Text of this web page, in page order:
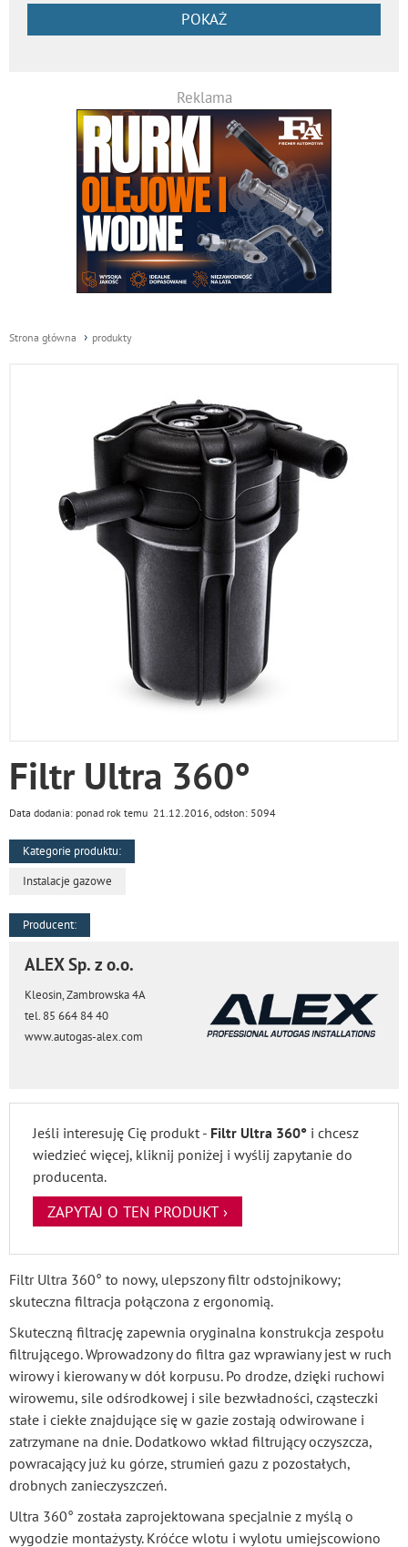
POKAŻ
Reklama
Strona główna produkty
Filtr Ultra 360°
Data dodania: ponad rok temu 21.12.2016, odsłon: 5094
Kategorie produktu:
Instalacje gazowe
Producent:
ALEX Sp. z o.o.
Kleosin, Zambrowska 4A
tel. 85 664 84 40
www.autogas-alex.com
Jeśli interesuję Cię produkt - Filtr Ultra 360° i chcesz
wiedzieć więcej, kliknij poniżej i wyślij zapytanie do
producenta.
ZAPYTAJ O TEN PRODUKT ›
Filtr Ultra 360° to nowy, ulepszony filtr odstojnikowy;
skuteczna filtracja połączona z ergonomią.
Skuteczną filtrację zapewnia oryginalna konstrukcja zespołu
filtrującego. Wprowadzony do filtra gaz wprawiany jest w ruch
wirowy i kierowany w dół korpusu. Po drodze, dzięki ruchowi
wirowemu, sile odśrodkowej i sile bezwładności, cząsteczki
stałe i ciekłe znajdujące się w gazie zostają odwirowane i
zatrzymane na dnie. Dodatkowo wkład filtrujący oczyszcza,
powracający już ku górze, strumień gazu z pozostałych,
drobnych zanieczyszczeń.
Ultra 360° została zaprojektowana specjalnie z myślą o
wygodzie montażysty. Króćce wlotu i wylotu umiejscowiono